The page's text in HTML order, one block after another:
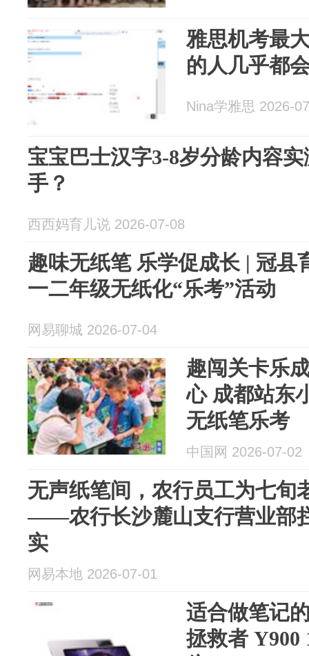
雅思机考最
的人几乎都
Nina学雅思 2026-
宝宝巴士汉字3-8岁分龄内容
手？
西西妈育儿说 2026-07-08
趣味无纸笔 乐学促成长 | 冠县育才双语学校开展
一二年级无纸化“乐考”活动
网易聊城 2026-07-04
趣闯关卡乐
心 成都站东
无纸笔乐考
中国网 2026-07-02
无声纸笔间，农行员工为七旬
——农行长沙麓山支行营业部
实
网易本地 2026-07-01
适合做笔记
拯救者 Y900